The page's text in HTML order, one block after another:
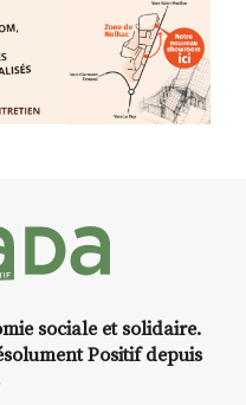
sociale et solidaire.
Positif depuis